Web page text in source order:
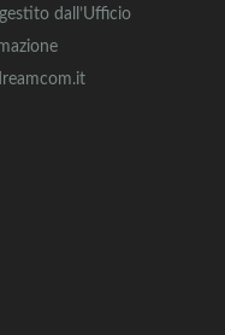
dall’Ufficio